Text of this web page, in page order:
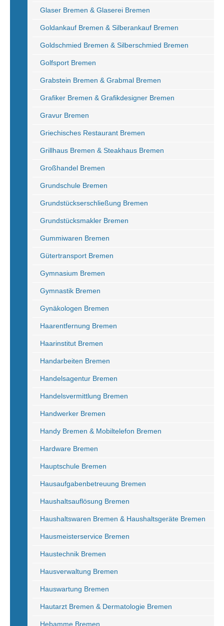
Glaser Bremen & Glaserei Bremen
Goldankauf Bremen & Silberankauf Bremen
Goldschmied Bremen & Silberschmied Bremen
Golfsport Bremen
Grabstein Bremen & Grabmal Bremen
Grafiker Bremen & Grafikdesigner Bremen
Gravur Bremen
Griechisches Restaurant Bremen
Grillhaus Bremen & Steakhaus Bremen
Großhandel Bremen
Grundschule Bremen
Grundstückserschließung Bremen
Grundstücksmakler Bremen
Gummiwaren Bremen
Gütertransport Bremen
Gymnasium Bremen
Gymnastik Bremen
Gynäkologen Bremen
Haarentfernung Bremen
Haarinstitut Bremen
Handarbeiten Bremen
Handelsagentur Bremen
Handelsvermittlung Bremen
Handwerker Bremen
Handy Bremen & Mobiltelefon Bremen
Hardware Bremen
Hauptschule Bremen
Hausaufgabenbetreuung Bremen
Haushaltsauflösung Bremen
Haushaltswaren Bremen & Haushaltsgeräte Bremen
Hausmeisterservice Bremen
Haustechnik Bremen
Hausverwaltung Bremen
Hauswartung Bremen
Hautarzt Bremen & Dermatologie Bremen
Hebamme Bremen